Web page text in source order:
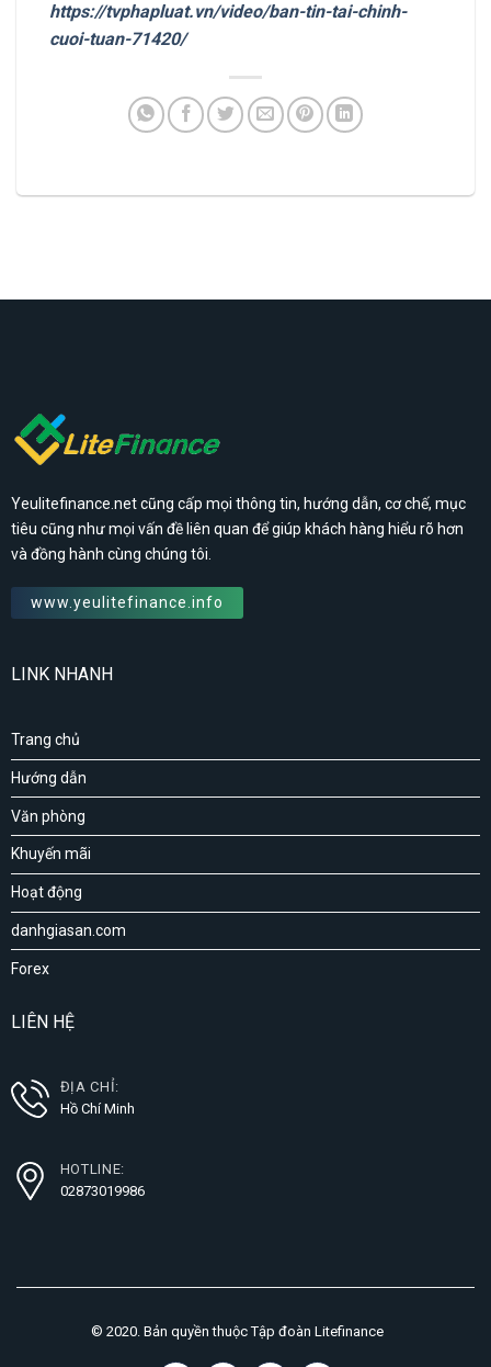
https://tvphapluat.vn/video/ban-tin-tai-chinh-
cuoi-tuan-71420/
Yeulitefinance.net cũng cấp mọi thông tin, hướng dẫn, cơ chế, mục
tiêu cũng như mọi vấn đề liên quan để giúp khách hàng hiểu rõ hơn
và đồng hành cùng chúng tôi.
www.yeulitefinance.info
LINK NHANH
Trang chủ
Hướng dẫn
Văn phòng
Khuyến mãi
Hoạt động
danhgiasan.com
Forex
LIÊN HỆ
ĐỊA CHỈ:
Hồ Chí Minh
HOTLINE:
02873019986
© 2020. Bản quyền thuộc Tập đoàn Litefinance